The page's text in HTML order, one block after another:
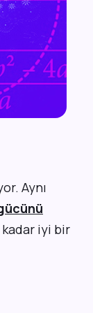
Aynı
iyi bir